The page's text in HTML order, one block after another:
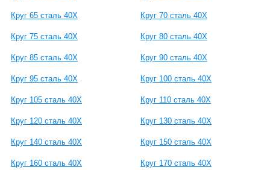
Круг 65 сталь 40Х Круг 70 сталь 40Х
Круг 75 сталь 40Х Круг 80 сталь 40Х
Круг 85 сталь 40Х Круг 90 сталь 40Х
Круг 95 сталь 40Х Круг 100 сталь 40Х
Круг 105 сталь 40Х Круг 110 сталь 40Х
Круг 120 сталь 40Х Круг 130 сталь 40Х
Круг 140 сталь 40Х Круг 150 сталь 40Х
Круг 160 сталь 40Х Круг 170 сталь 40Х